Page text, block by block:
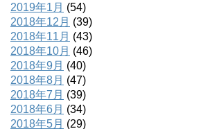
2019年1月 (54)
2018年12月 (39)
2018年11月 (43)
2018年10月 (46)
2018年9月 (40)
2018年8月 (47)
2018年7月 (39)
2018年6月 (34)
2018年5月 (29)